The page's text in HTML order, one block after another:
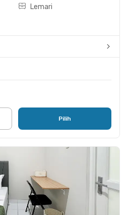
Lemari
Pilih